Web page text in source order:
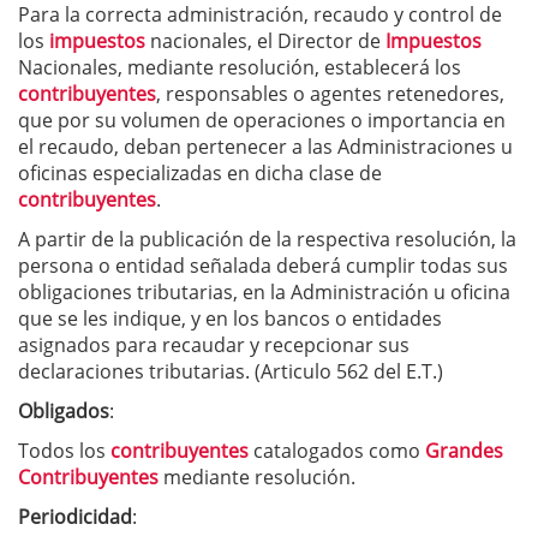
Para la correcta administración, recaudo y control de
los impuestos nacionales, el Director de Impuestos
Nacionales, mediante resolución, establecerá los
contribuyentes, responsables o agentes retenedores,
que por su volumen de operaciones o importancia en
el recaudo, deban pertenecer a las Administraciones u
oficinas especializadas en dicha clase de
contribuyentes.
A partir de la publicación de la respectiva resolución, la
persona o entidad señalada deberá cumplir todas sus
obligaciones tributarias, en la Administración u oficina
que se les indique, y en los bancos o entidades
asignados para recaudar y recepcionar sus
declaraciones tributarias. (Articulo 562 del E.T.)
Obligados:
Todos los contribuyentes catalogados como Grandes
Contribuyentes mediante resolución.
Periodicidad: